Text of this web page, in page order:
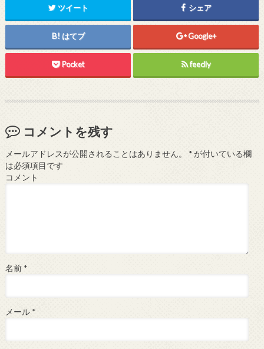
ツイート シェア
はてブ Google+
Pocket feedly
コメントを残す
メールアドレスが公開されることはありません。 *が付いている欄
は必須項目です
コメント
名前 *
メール *